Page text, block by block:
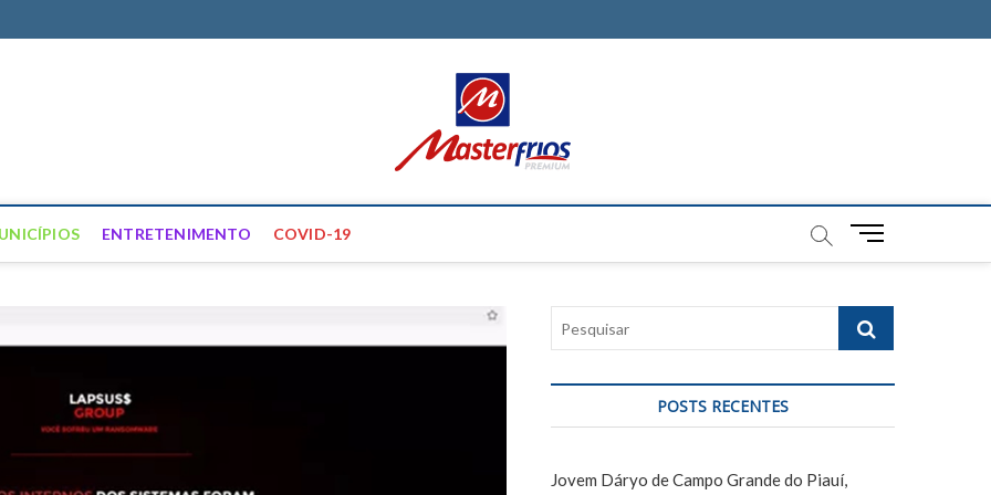
ENTRETENIMENTO COVID-19
M
u
B
u
o
q
a
POSTS RECENTES
Jovem Dáryo de Campo Grande do Piauí,